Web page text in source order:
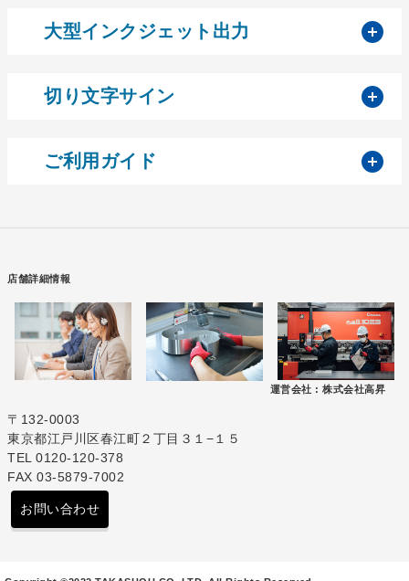
大型インクジェット出力
切り文字サイン
ご利用ガイド
店舗詳細情報
運営会社 : 株式会社高昇
〒132-0003
東京都江戸川区春江町２丁目３１−１５
TEL 0120-120-378
FAX 03-5879-7002
お問い合わせ